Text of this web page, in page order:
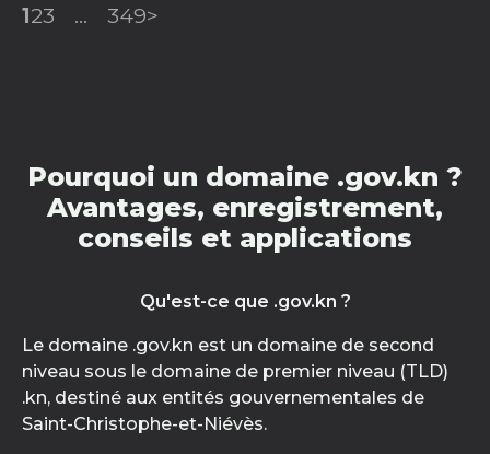
123 ... 349>
Pourquoi un domaine .gov.kn ?
Avantages, enregistrement,
conseils et applications
Qu'est-ce que .gov.kn ?
Le domaine .gov.kn est un domaine de second
niveau sous le domaine de premier niveau (TLD)
.kn, destiné aux entités gouvernementales de
Saint-Christophe-et-Niévès.